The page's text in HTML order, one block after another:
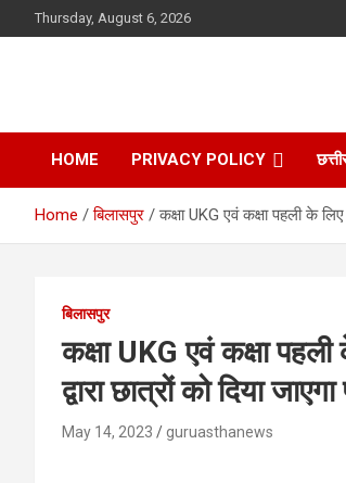
to
Thursday, August 6, 2026
HOME PRIVACY POLICY
Home बिलासपुर कक्षा UKG एवं कक्षा पहली के
बिलासपुर
कक्षा UKG एवं कक्षा
द्वारा छात्रों को दिया
May 14, 2023 guruasthanews